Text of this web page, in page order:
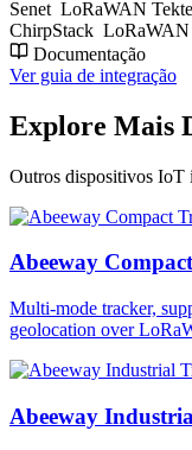
Senet LoRaWAN
ChirpStack
Documentação
Ver guia de integração
Explore Mais
Outros dispositivos IoT
Abeeway
Multi-mode tracker,
geolocation over
Abeeway